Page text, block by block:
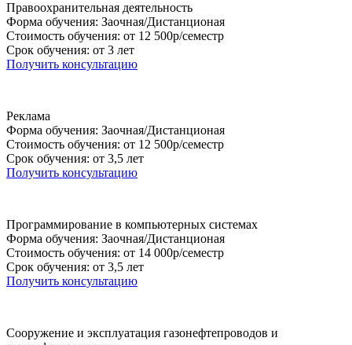
Правоохранительная деятельность
Форма обучения: Заочная/Дистанционая
Стоимость обучения: от 12 500р/семестр
Срок обучения: от 3 лет
Получить консультацию
Реклама
Форма обучения: Заочная/Дистанционая
Стоимость обучения: от 12 500р/семестр
Срок обучения: от 3,5 лет
Получить консультацию
Программирование в компьютерных системах
Форма обучения: Заочная/Дистанционая
Стоимость обучения: от 14 000р/семестр
Срок обучения: от 3,5 лет
Получить консультацию
Сооружение и эксплуатация газонефтепроводов и